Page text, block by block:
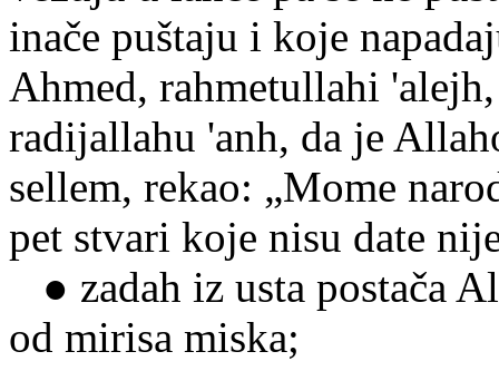
inače puštaju i koje
Ahmed, rahmetullahi
radijallahu 'anh, da je
sellem, rekao: „Mome
pet stvari koje nisu date
● zadah iz usta postača
od mirisa miska;